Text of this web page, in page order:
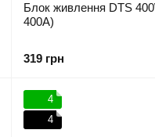
Блок живлення DTS
400A)
319 грн
4
4